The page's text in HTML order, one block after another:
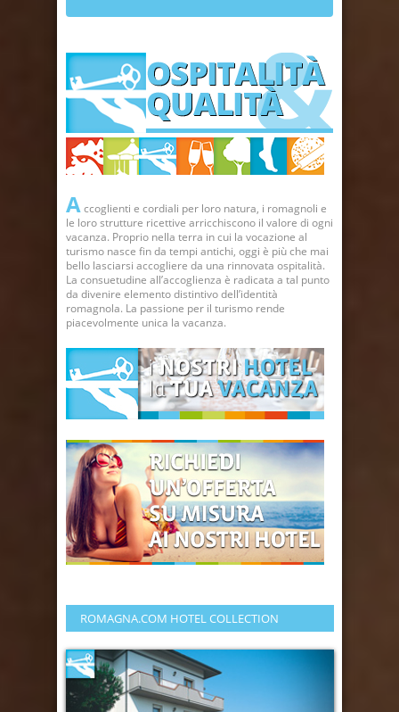
Accoglienti e cordiali per loro natura, i romagnoli e
le loro strutture ricettive arricchiscono il valore di ogni
vacanza. Proprio nella terra in cui la vocazione al
turismo nasce fin da tempi antichi, oggi è più che mai
bello lasciarsi accogliere da una rinnovata ospitalità.
La consuetudine all’accoglienza è radicata a tal punto
da divenire elemento distintivo dell’identità
romagnola. La passione per il turismo rende
piacevolmente unica la vacanza.
ROMAGNA.COM HOTEL COLLECTION